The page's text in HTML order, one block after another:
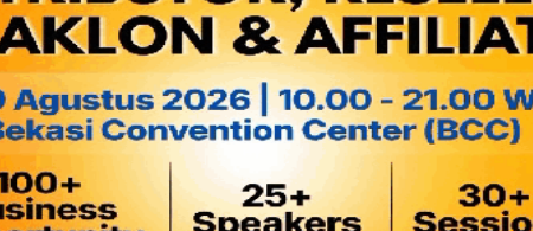
“Jadi tidak ada pembatalan, hanya pengunduran waktu saja
untuk membahas apel akbar yang lebih gembira lagi, karena
meminta M2 kembali menjadi Wali Kota Bekasi,” katanya saat
Baca juga: Hilang Kontak, Acara Apel Akbar Loyalis M2